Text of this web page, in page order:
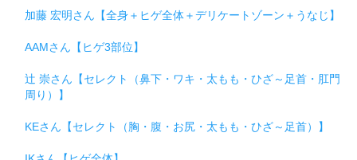
加藤 宏明さん【全身＋ヒゲ全体＋デリケートゾーン＋うなじ】
AAMさん【ヒゲ3部位】
辻 崇さん【セレクト（鼻下・ワキ・太もも・ひざ～足首・肛門
周り）】
KEさん【セレクト（胸・腹・お尻・太もも・ひざ～足首）】